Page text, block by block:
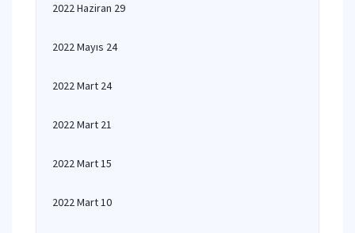
2022 Haziran 29
2022 Mayıs 24
2022 Mart 24
2022 Mart 21
2022 Mart 15
2022 Mart 10